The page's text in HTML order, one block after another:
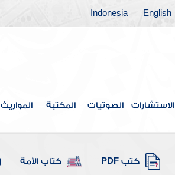
English
Indonesia
الاستشارات الصوتيات المكتبة المواريث
كتب PDF كتاب الأمة